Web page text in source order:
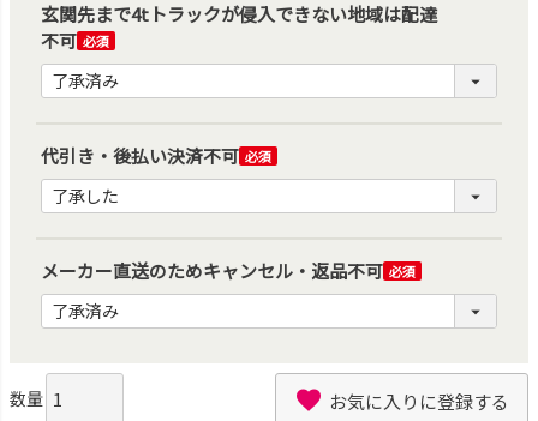
玄関先まで4tトラックが侵入できない地域は配達
不可
(必
須)
代引き・後払い決済不可
(必
メーカー直送のためキャンセル・返品不可
(必
お気に入りに登録する